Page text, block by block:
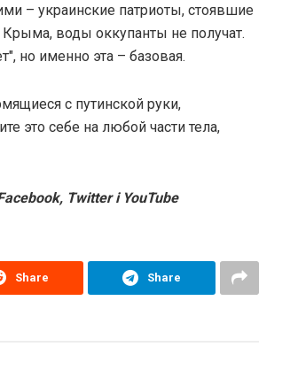
– украинские патриоты, стоявшие
воды оккупанты не получат.
но именно эта – базовая.
с путинской руки,
это себе на любой части тела,
Twitter і YouTube
Share Share